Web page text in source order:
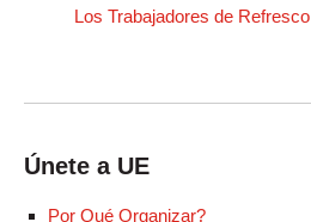
Los Trabajadores de Refresco
Únete a UE
Por Qué Organizar?